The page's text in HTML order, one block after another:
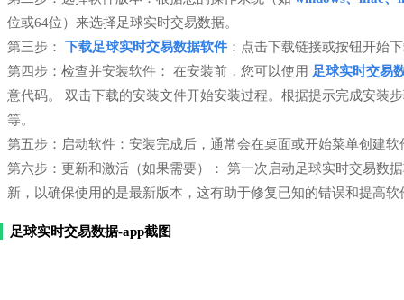
位或64位）来选择足球实时交易数据。
第三步： 下载足球实时交易数据软件 ：点击下载链接或按钮开始
第四步：检查并安装软件： 在安装前，您可以使用 足球实时交易
意代码。 双击下载的安装文件开始安装过程。根据提示完成安装
等。
第五步：启动软件：安装完成后，通常会在桌面或开始菜单创建
第六步：更新和激活（如果需要）： 第一次启动足球实时交易数
新，以确保使用的是最新版本，这有助于修复已知的错误和提高软
足球实时交易数据-app截图